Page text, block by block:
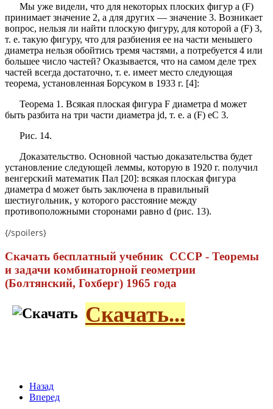
Мы уже видели, что для некоторых плоских фигур а (F)
принимает значение 2, а для других — значение 3. Возникает
вопрос, нельзя ли найти плоскую фигуру, для которой а (F) 3,
т. е. такую фигуру, что для разбиения ее на части меньшего
диаметра нельзя обойтись тремя частями, а потребуется 4 или
большее число частей? Оказывается, что на самом деле трех
частей всегда достаточно, т. е. имеет место следующая
теорема, установленная Борсуком в 1933 г. [4]:
Теорема 1. Всякая плоская фигура F диаметра d может
быть разбита на три части диаметра jd, т. е. а (F) еС 3.
Рис. 14.
Доказательство. Основной частью доказательства будет
установление следующей леммы, которую в 1920 г. получил
венгерский математик Пал [20]: всякая плоская фигура
диаметра d может быть заключена в правильный
шестиугольник, у которого расстояние между
противоположными сторонами равно d (рис. 13).
{/spoilers}
Скачать бесплатный учебник СССР - Теоремы
и задачи комбинаторной геометрии
(Болтянский, Гохберг) 1965 года
Скачать...
Назад
Вперед